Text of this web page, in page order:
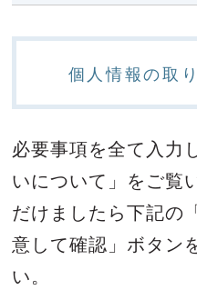
個人情報の取
必要事項を全て入力
いについて」をご覧
だけましたら下記の
意して確認」ボタン
い。